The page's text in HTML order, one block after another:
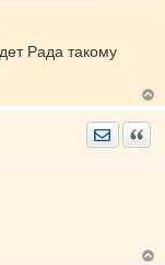
Рада такому